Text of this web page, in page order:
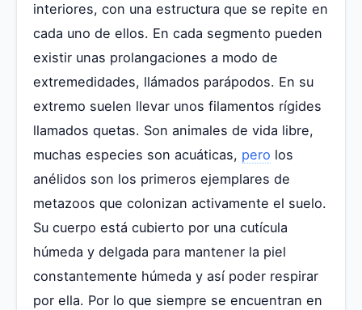
interiores, con una estructura que se repite en
cada uno de ellos. En cada segmento pueden
existir unas prolangaciones a modo de
extremedidades, llámados parápodos. En su
extremo suelen llevar unos filamentos rígides
llamados quetas. Son animales de vida libre,
muchas especies son acuáticas, pero los
anélidos son los primeros ejemplares de
metazoos que colonizan activamente el suelo.
Su cuerpo está cubierto por una cutícula
húmeda y delgada para mantener la piel
constantemente húmeda y así poder respirar
por ella. Por lo que siempre se encuentran en